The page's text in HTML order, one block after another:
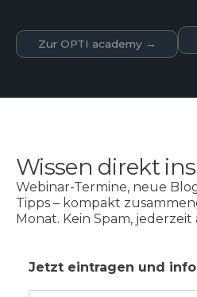
Zur OPTI academy →
Wissen direkt ins
Webinar-Termine, neue
Tipps – kompakt
Monat. Kein Spam,
Jetzt eintragen und